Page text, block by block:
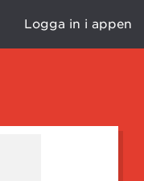
Logga in i appen